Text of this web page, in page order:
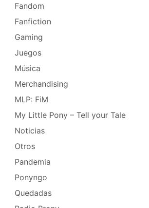
Fandom
Fanfiction
Gaming
Juegos
Música
Merchandising
MLP: FiM
My Little Pony – Tell your Tale
Noticias
Otros
Pandemia
Ponyngo
Quedadas